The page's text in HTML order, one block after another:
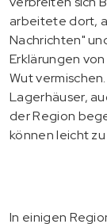
arbeitete dort,
Nachrichten"
Erklärungen
Wut
Lagerhäuser,
der Region
können leicht
In einigen